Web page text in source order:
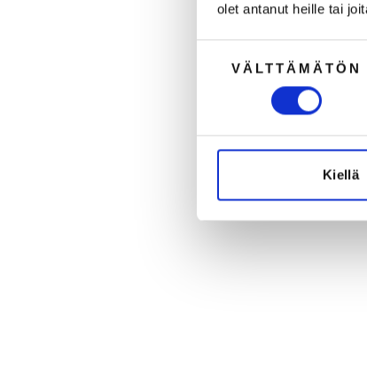
olet antanut heille tai
valintaVÄLTTÄMÄTÖN
Kiellä